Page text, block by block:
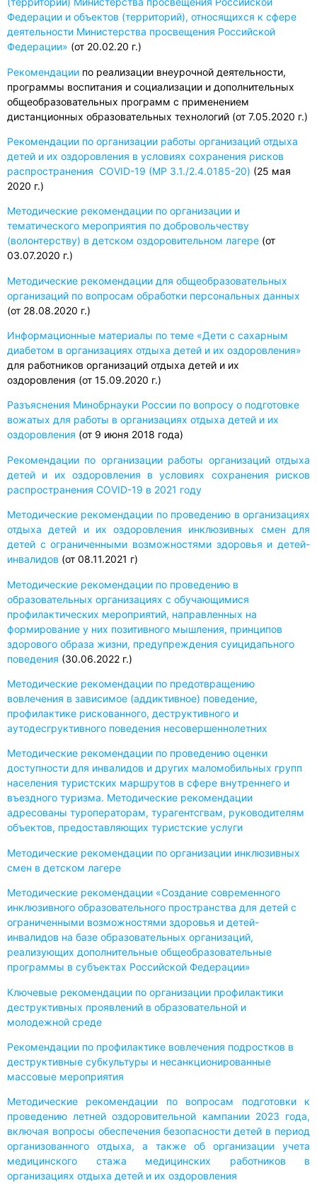
Федерации и объектов (территорий), относящихся к сфере
деятельности Министерства просвещения Российской
Федерации» (от 20.02.20 г.)
Рекомендации по реализации внеурочной деятельности,
программы воспитания и социализации и дополнительных
общеобразовательных программ с применением
дистанционных образовательных технологий (от 7.05.2020 г.)
Рекомендации по организации работы организаций отдыха
детей и их оздоровления в условиях сохранения рисков
распространения COVID-19 (МР 3.1./2.4.0185-20) (25 мая
2020 г.)
Методические рекомендации по организации и
тематического мероприятия по добровольчеству
(волонтерству) в детском оздоровительном лагере (от
03.07.2020 г.)
Методические рекомендации для общеобразовательных
организаций по вопросам обработки персональных данных
(от 28.08.2020 г.)
Информационные материалы по теме «Дети с сахарным
диабетом в организациях отдыха детей и их оздоровления»
для работников организаций отдыха детей и их
оздоровления (от 15.09.2020 г.)
Разъяснения Минобрнауки России по вопросу о подготовке
вожатых для работы в организациях отдыха детей и их
оздоровления (от 9 июня 2018 года)
Рекомендации по организации работы организаций отдыха
детей и их оздоровления в условиях сохранения рисков
распространения COVID-19 в 2021 году
Методические рекомендации по проведению в организациях
отдыха детей и их оздоровления инклюзивных смен для
детей с ограниченными возможностями здоровья и детей-
инвалидов (от 08.11.2021 г)
Методические рекомендации по проведению в
образовательных организациях с обучающимися
профилактических мероприятий, направленных на
формирование у них позитивного мышления, принципов
здорового образа жизни, предупреждения суицидапьного
поведения (30.06.2022 г.)
Методические рекомендации по предотвращению
вовлечения в зависимое (аддиктивное) поведение,
профилактике рискованного, деструктивного и
аутодесгруктивного поведения несовершеннолетних
Методические рекомендации по проведению оценки
доступности для инвалидов и других маломобильных групп
населения туристских маршрутов в сфере внутреннего и
въездного туризма. Методические рекомендации
адресованы туроператорам, турагентсгвам, руководителям
объектов, предоставляющих туристские услуги
Методические рекомендации по организации инклюзивных
смен в детском лагере
Методические рекомендации «Создание современного
инклюзивного образовательного пространства для детей с
ограниченными возможностями здоровья и детей-
инвалидов на базе образовательных организаций,
реализующих дополнительные общеобразовательные
программы в субъектах Российской Федерации»
Ключевые рекомендации по организации профилактики
деструктивных проявлений в образовательной и
молодежной среде
Рекомендации по профилактике вовлечения подростков в
деструктивные субкультуры и несанкционированные
массовые мероприятия
Методические рекомендации по вопросам подготовки к
проведению летней оздоровительной кампании 2023 года,
включая вопросы обеспечения безопасности детей в период
организованного отдыха, а также об организации учета
медицинского стажа медицинских работников в
организациях отдыха детей и их оздоровления